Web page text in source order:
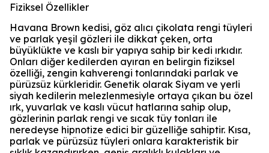
Fiziksel Özellikler
Havana Brown kedisi, göz alıcı çikolata rengi tüyleri
ve parlak yeşil gözleri ile dikkat çeken, orta
büyüklükte ve kaslı bir yapıya sahip bir kedi ırkıdır.
Onları diğer kedilerden ayıran en belirgin fiziksel
özelliği, zengin kahverengi tonlarındaki parlak ve
pürüzsüz kürkleridir. Genetik olarak Siyam ve yerli
siyah kedilerin melezlenmesiyle ortaya çıkan bu özel
ırk, yuvarlak ve kaslı vücut hatlarına sahip olup,
gözlerinin parlak rengi ve sıcak tüy tonları ile
neredeyse hipnotize edici bir güzelliğe sahiptir. Kısa,
parlak ve pürüzsüz tüyleri onlara karakteristik bir